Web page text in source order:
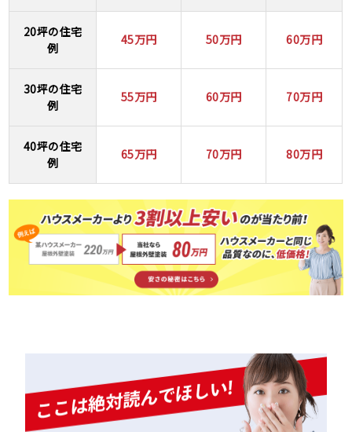
20坪の住宅
例
45万円 50万円 60万円
30坪の住宅
例
55万円 60万円 70万円
40坪の住宅
例
65万円 70万円 80万円